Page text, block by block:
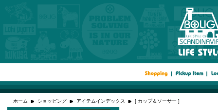
ホーム ショッピング アイテムインデックス [ カップ＆ソーサー ]